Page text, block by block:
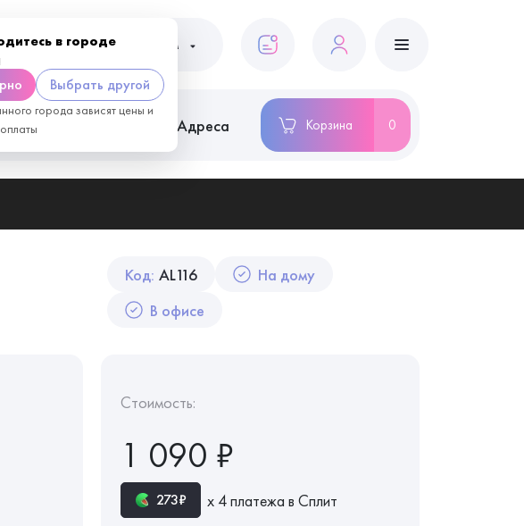
в городе
Выбрать другой
города зависят цены и
Пациентам
Адреса Корзина 0
Код: AL116
На дому
В офисе
Стоимость:
1 090 ₽
273₽ х 4 платежа в Сплит